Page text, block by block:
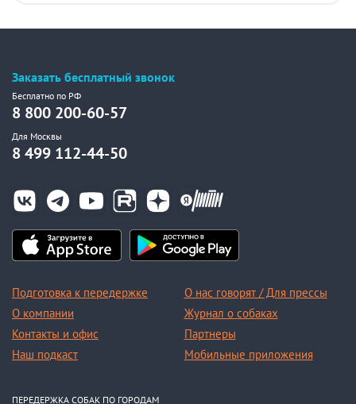
Заказать бесплатный звонок
Бесплатно по РФ
8 800 200-60-57
Для Москвы
8 499 112-44-50
Подготовка к передержке
О компании
Контакты и офис
Наш подкаст
О нас говорят / Для прессы
Журнал о собаках
Партнеры
Мобильные приложения
ПЕРЕДЕРЖКА СОБАК ПО ГОРОДАМ